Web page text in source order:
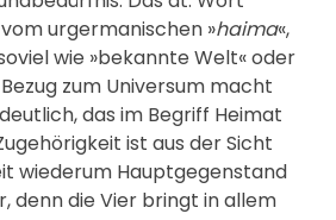
urgermanischen »haima«,
wie »bekannte Welt« oder
zum Universum macht
das im Begriff Heimat
ist aus der Sicht
wiederum Hauptgegenstand
denn die Vier bringt in allem